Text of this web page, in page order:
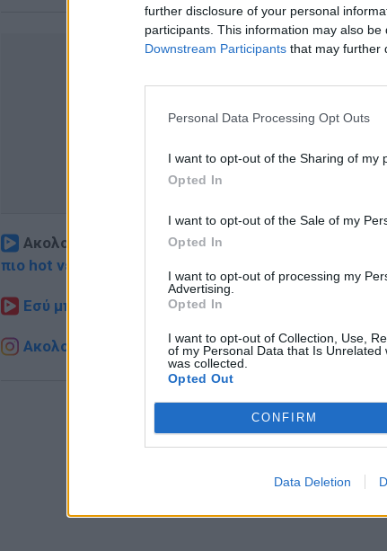
further disclosure of your personal
participants. This information may also
Downstream Participants that may further
Personal Data Processing Opt Outs
I want to opt-out of the Sharing of my
Opted In
I want to opt-out of the Sale of my
Opted In
I want to opt-out of processing my
Advertising.
Opted In
I want to opt-out of Collection, Use,
of my Personal Data that Is
was collected.
Opted Out
CONFIRM
Data Deletion
ΔΙΑΦΗΜΙΣΗ
Ακολουθήστε το E-Radio.gr στο
πιο hot νέα
Εσύ μπήκες στο E-Daily.gr; Τα νέα της ημέρας και
Ακολουθήστε το E-Radio.gr και στο Instagram